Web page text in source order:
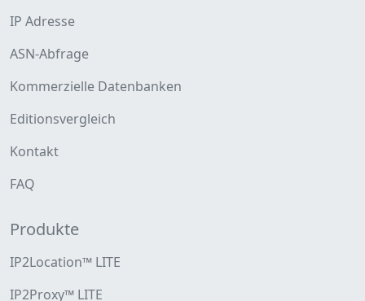
IP Adresse
ASN-Abfrage
Kommerzielle Datenbanken
Editionsvergleich
Kontakt
FAQ
Produkte
IP2Location™ LITE
IP2Proxy™ LITE